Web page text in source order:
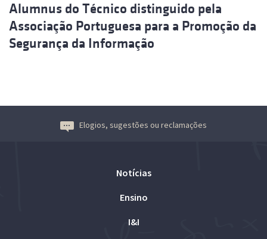
Alumnus do Técnico distinguido pela
Associação Portuguesa para a Promoção da
Segurança da Informação
Elogios, sugestões ou reclamações
Notícias
Ensino
I&I